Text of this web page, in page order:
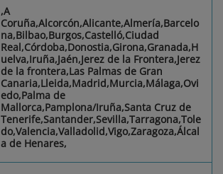
,A
Coruña,Alcorcón,Alicante,Almería,Barcelo
na,Bilbao,Burgos,Castelló,Ciudad
Real,Córdoba,Donostia,Girona,Granada,H
uelva,Iruña,Jaén,Jerez de la Frontera,Jerez
de la frontera,Las Palmas de Gran
Canaria,Lleida,Madrid,Murcia,Málaga,Ovi
edo,Palma de
Mallorca,Pamplona/Iruña,Santa Cruz de
Tenerife,Santander,Sevilla,Tarragona,Tole
do,Valencia,Valladolid,Vigo,Zaragoza,Álcal
a de Henares,